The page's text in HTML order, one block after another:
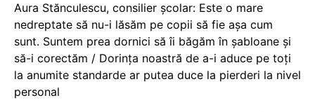
Aura Stănculescu, consilier școlar: Este o mare
nedreptate să nu-i lăsăm pe copii să fie așa cum
sunt. Suntem prea dornici să îi băgăm în șabloane și
să-i corectăm / Dorința noastră de a-i aduce pe toți
la anumite standarde ar putea duce la pierderi la nivel
personal